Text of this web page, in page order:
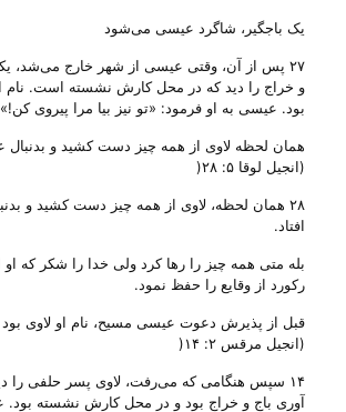
یک باجگیر، شاگرد عیسی می‌شود
۲۷ پس از آن، وقتی عیسی از شهر خارج می‌شد،
و خراج را دید که در محل کارش نشسته است. نام
بود. عیسی به او فرمود: «تو نیز بیا مرا پیروی کن!»
همان لحظه لاوی از همه چیز دست کشید و
(انجیل لوقا ۵: ۲۸(
۲۸ همان لحظه، لاوی از همه چیز دست کشید و
افتاد.
بله متی همه چیز را رها کرد ولی‌ خدا را شکر که
رکورد از وقایع را حفظ نمود.
قبل از پذیرش دعوت عیسی مسیح، نام او لاوی
(انجیل مرقس ۲: ۱۴(
۱۴ سپس هنگامی که می‌رفت، لاوی پسر حلفی را
آوری باج و خراج بود و در محل کارش نشسته بود.